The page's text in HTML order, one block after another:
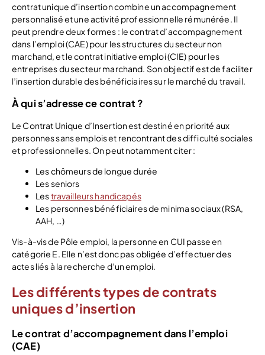
contrat unique d’insertion combine un accompagnement
personnalisé et une activité professionnelle rémunérée. Il
peut prendre deux formes : le contrat d’accompagnement
dans l’emploi (CAE) pour les structures du secteur non
marchand, et le contrat initiative emploi (CIE) pour les
entreprises du secteur marchand. Son objectif est de faciliter
l’insertion durable des bénéficiaires sur le marché du travail.
À qui s’adresse ce contrat ?
Le Contrat Unique d’Insertion est destiné en priorité aux
personnes sans emplois et rencontrant des difficulté sociales
et professionnelles. On peut notamment citer :
Les chômeurs de longue durée
Les seniors
Lestravailleurs handicapés
Les personnes bénéficiaires de minima sociaux (RSA,
AAH, …)
Vis-à-vis de Pôle emploi, la personne en CUI passe en
catégorie E. Elle n’est donc pas obligée d’effectuer des
actes liés à la recherche d’un emploi.
Les différents types de contrats
uniques d’insertion
Le contrat d’accompagnement dans l’emploi
(CAE)